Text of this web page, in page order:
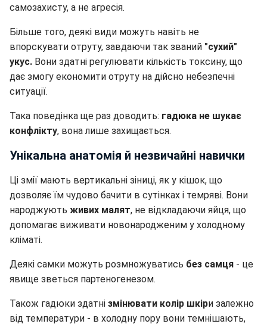
самозахисту, а не агресія.
Більше того, деякі види можуть навіть не
впорскувати отруту, завдаючи так званий "сухий"
укус. Вони здатні регулювати кількість токсину, що
дає змогу економити отруту на дійсно небезпечні
ситуації.
Така поведінка ще раз доводить: гадюка не шукає
конфлікту, вона лише захищається.
Унікальна анатомія й незвичайні навички
Ці змії мають вертикальні зіниці, як у кішок, що
дозволяє їм чудово бачити в сутінках і темряві. Вони
народжують живих малят, не відкладаючи яйця, що
допомагає виживати новонародженим у холодному
кліматі.
Деякі самки можуть розмножуватись без самця - це
явище зветься партеногенезом.
Також гадюки здатні змінювати колір шкіри залежно
від температури - в холодну пору вони темнішають,